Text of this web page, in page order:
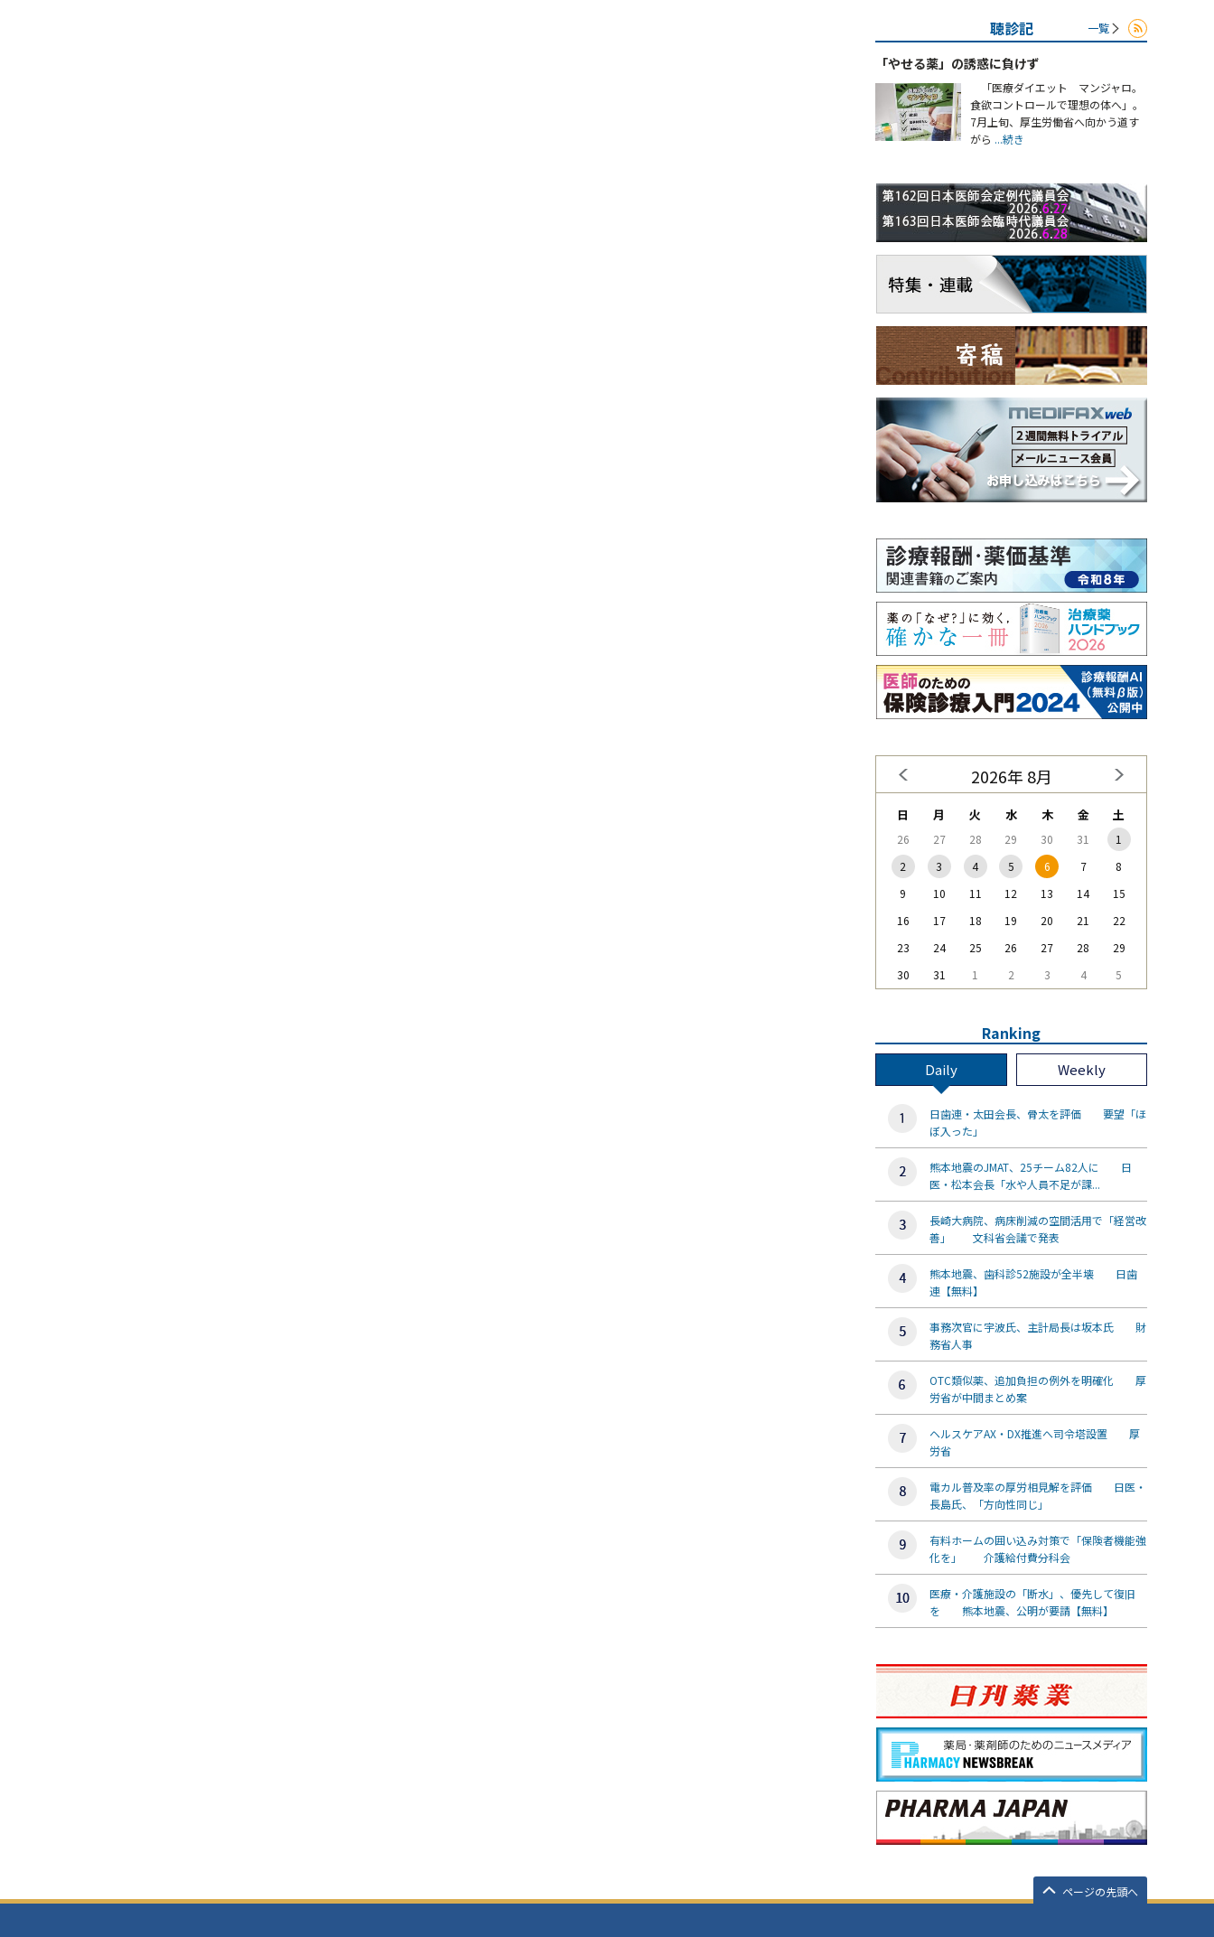
聴診記 一覧
「やせる薬」の誘惑に負けず
「医療ダイエット マンジャロ。
食欲コントロールで理想の体へ」。
7月上旬、厚生労働省へ向かう道す
がら ...続き
2026年 8月
日 月 火 水 木 金 土
26 27 28 29 30 31
1
2
3 4 5 6 7
8
9
10 11 12 13 14
15
16
17 18 19 20 21
22
23
24 25 26 27 28
29
30
31 1 2 3 4 5
Ranking
Daily Weekly
日歯連・太田会長、骨太を評価 要望「ほ
ぼ入った」
熊本地震のJMAT、25チーム82人に 日
医・松本会長「水や人員不足が課...
長崎大病院、病床削減の空間活用で「経営改
善」 文科省会議で発表
熊本地震、歯科診52施設が全半壊 日歯
連【無料】
事務次官に宇波氏、主計局長は坂本氏 財
務省人事
OTC類似薬、追加負担の例外を明確化 厚
労省が中間まとめ案
ヘルスケアAX・DX推進へ司令塔設置 厚
労省
電カル普及率の厚労相見解を評価 日医・
長島氏、「方向性同じ」
有料ホームの囲い込み対策で「保険者機能強
化を」 介護給付費分科会
医療・介護施設の「断水」、優先して復旧
を 熊本地震、公明が要請【無料】
ページの先頭へ